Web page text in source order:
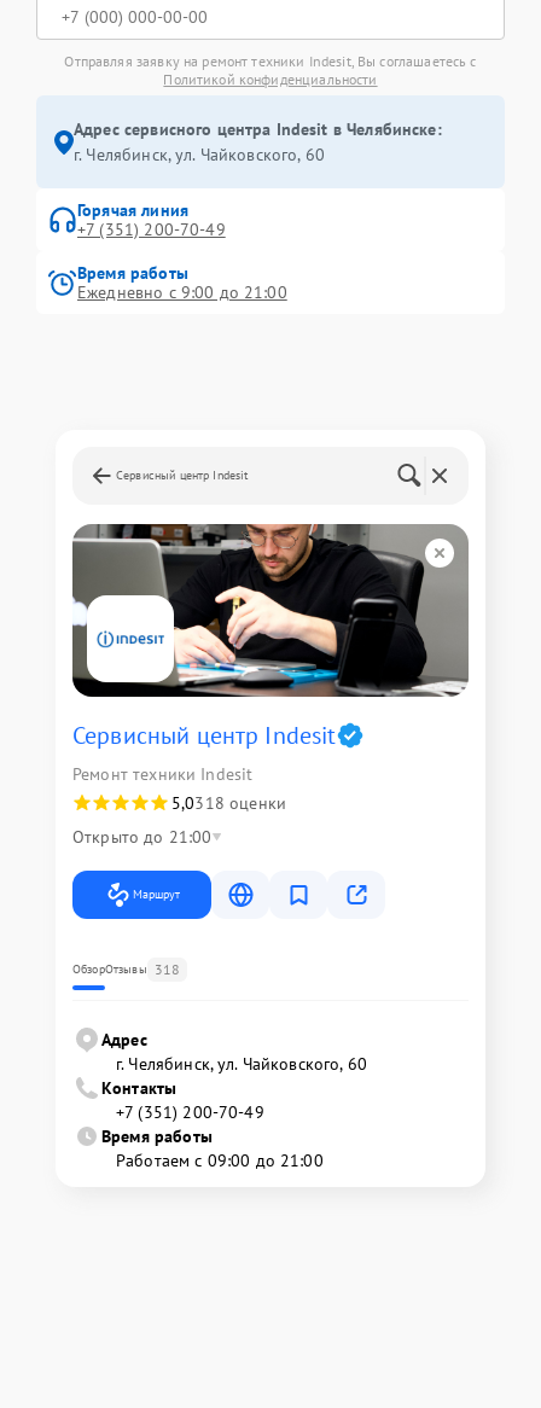
Отправляя заявку на ремонт техники Indesit, Вы соглашаетесь с
Политикой конфиденциальности
Адрес сервисного центра Indesit в Челябинске:
г. Челябинск, ул. Чайковского, 60
Горячая линия
+7 (351) 200-70-49
Время работы
Ежедневно с 9:00 до 21:00
Сервисный центр Indesit
Сервисный центр Indesit
Ремонт техники Indesit
5,0318 оценки
Открыто до 21:00
Маршрут
ОбзорОтзывы 318
Адрес
г. Челябинск, ул. Чайковского, 60
Контакты
+7 (351) 200-70-49
Время работы
Работаем с 09:00 до 21:00